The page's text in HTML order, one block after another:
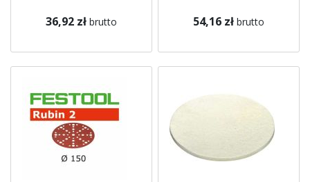
36,92 zł brutto 54,16 zł brutto